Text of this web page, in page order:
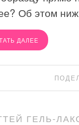
Об этом
ДАЛЕЕ
ГЕЛЬ-